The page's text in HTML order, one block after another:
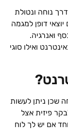
נוחה ונטולת
דופן למגמה
ואנרגיה.
ואילו סוגי
שכן ניתן לעשות
פיזית אצל
אם יש לך לוח